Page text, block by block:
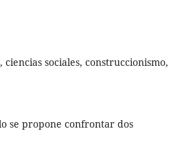
ciencias sociales, construccionismo,
se propone confrontar dos